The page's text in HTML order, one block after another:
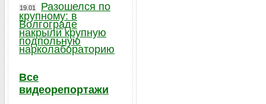
19.01
Разошелся по
крупному: в
Волгограде
накрыли крупную
подпольную
нарколабораторию
Все
видеорепортажи